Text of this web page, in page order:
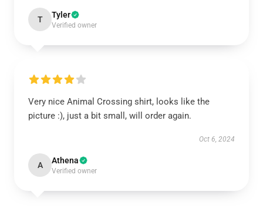
T Tyler
Verified owner
Very nice Animal Crossing shirt, looks like the
picture :), just a bit small, will order again.
Oct 6, 2024
A Athena
Verified owner